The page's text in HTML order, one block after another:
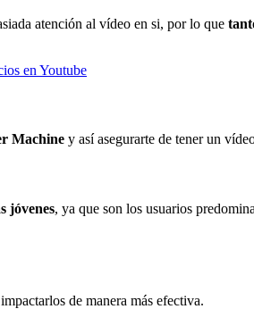
atención al vídeo en si, por lo que
en Youtube
Machine y así asegurarte de tener un
jóvenes, ya que son los usuarios
de manera más efectiva.